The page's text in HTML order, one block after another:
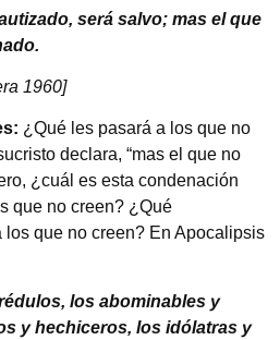
será salvo; mas el que
1960]
¿Qué les pasará a los que no
declara, “mas el que no
¿cuál es esta condenación
que no creen? ¿Qué
que no creen? En Apocalipsis
los abominables y
y hechiceros, los idólatras y